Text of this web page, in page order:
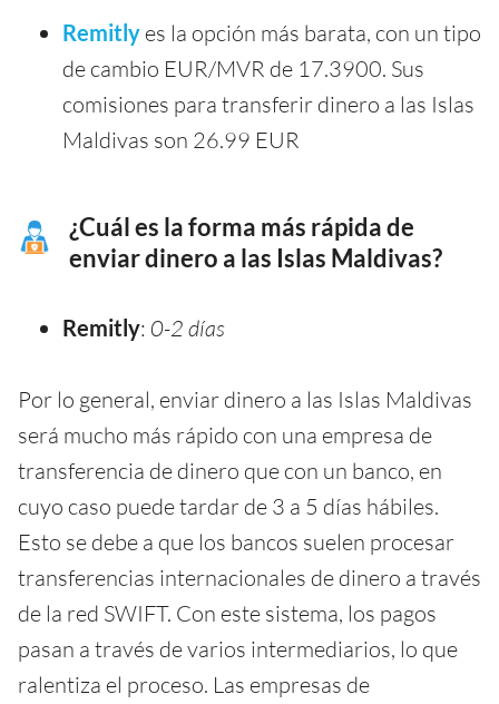
Remitly es la opción más barata, con un tipo
de cambio EUR/MVR de 17.3900. Sus
comisiones para transferir dinero a las Islas
Maldivas son 26.99 EUR
¿Cuál es la forma más rápida de
enviar dinero a las Islas Maldivas?
Remitly: 0-2 días
Por lo general, enviar dinero a las Islas Maldivas
será mucho más rápido con una empresa de
transferencia de dinero que con un banco, en
cuyo caso puede tardar de 3 a 5 días hábiles.
Esto se debe a que los bancos suelen procesar
transferencias internacionales de dinero a través
de la red SWIFT. Con este sistema, los pagos
pasan a través de varios intermediarios, lo que
ralentiza el proceso. Las empresas de